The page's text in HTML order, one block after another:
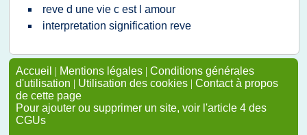
reve d une vie c est l amour
interpretation signification reve
Accueil | Mentions légales | Conditions générales
d'utilisation | Utilisation des cookies | Contact à propos
de cette page
Pour ajouter ou supprimer un site, voir l'article 4 des
CGUs